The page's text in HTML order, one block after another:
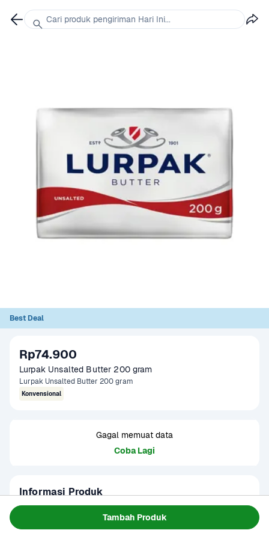
Tambah Produk
Best Deal
Rp74.900
Lurpak Unsalted Butter 200 gram
Lurpak Unsalted Butter 200 gram
Konvensional
Gagal memuat data
Coba Lagi
Informasi Produk
Lurpak Unsalted Butter 200 gram adalah mentega premium
asal Denmark yang terbuat dari 100% susu segar
berkualitas tinggi. Proses pembuatannya melibatkan
Baca Selengkapnya
Cari produk pengiriman Hari Ini...